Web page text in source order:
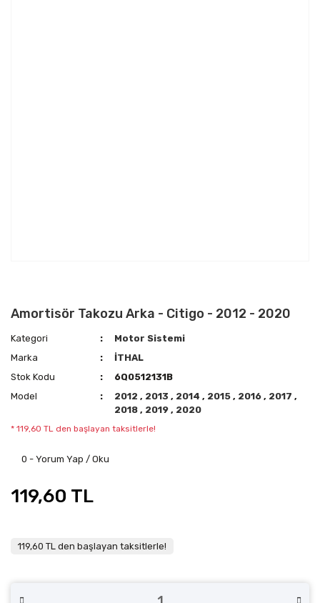
Amortisör Takozu Arka - Citigo - 2012 - 2020
Kategori
Motor Sistemi
Marka
İTHAL
Stok Kodu
6Q0512131B
Model
2012, 2013, 2014, 2015, 2016, 2017,
2018, 2019, 2020
* 119,60 TL den başlayan taksitlerle!
0 - Yorum Yap / Oku
119,60 TL
119,60 TL den başlayan taksitlerle!